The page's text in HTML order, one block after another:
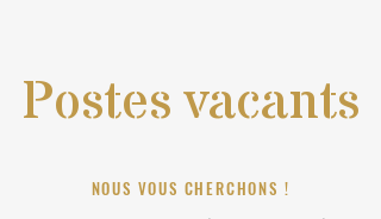
Postes vacants
NOUS VOUS CHERCHONS !